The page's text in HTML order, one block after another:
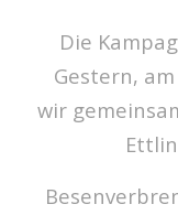
Die
Gestern,
wir